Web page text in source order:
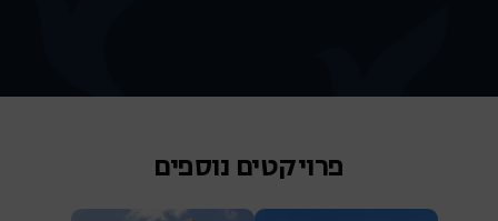
פרויקטים נוספים